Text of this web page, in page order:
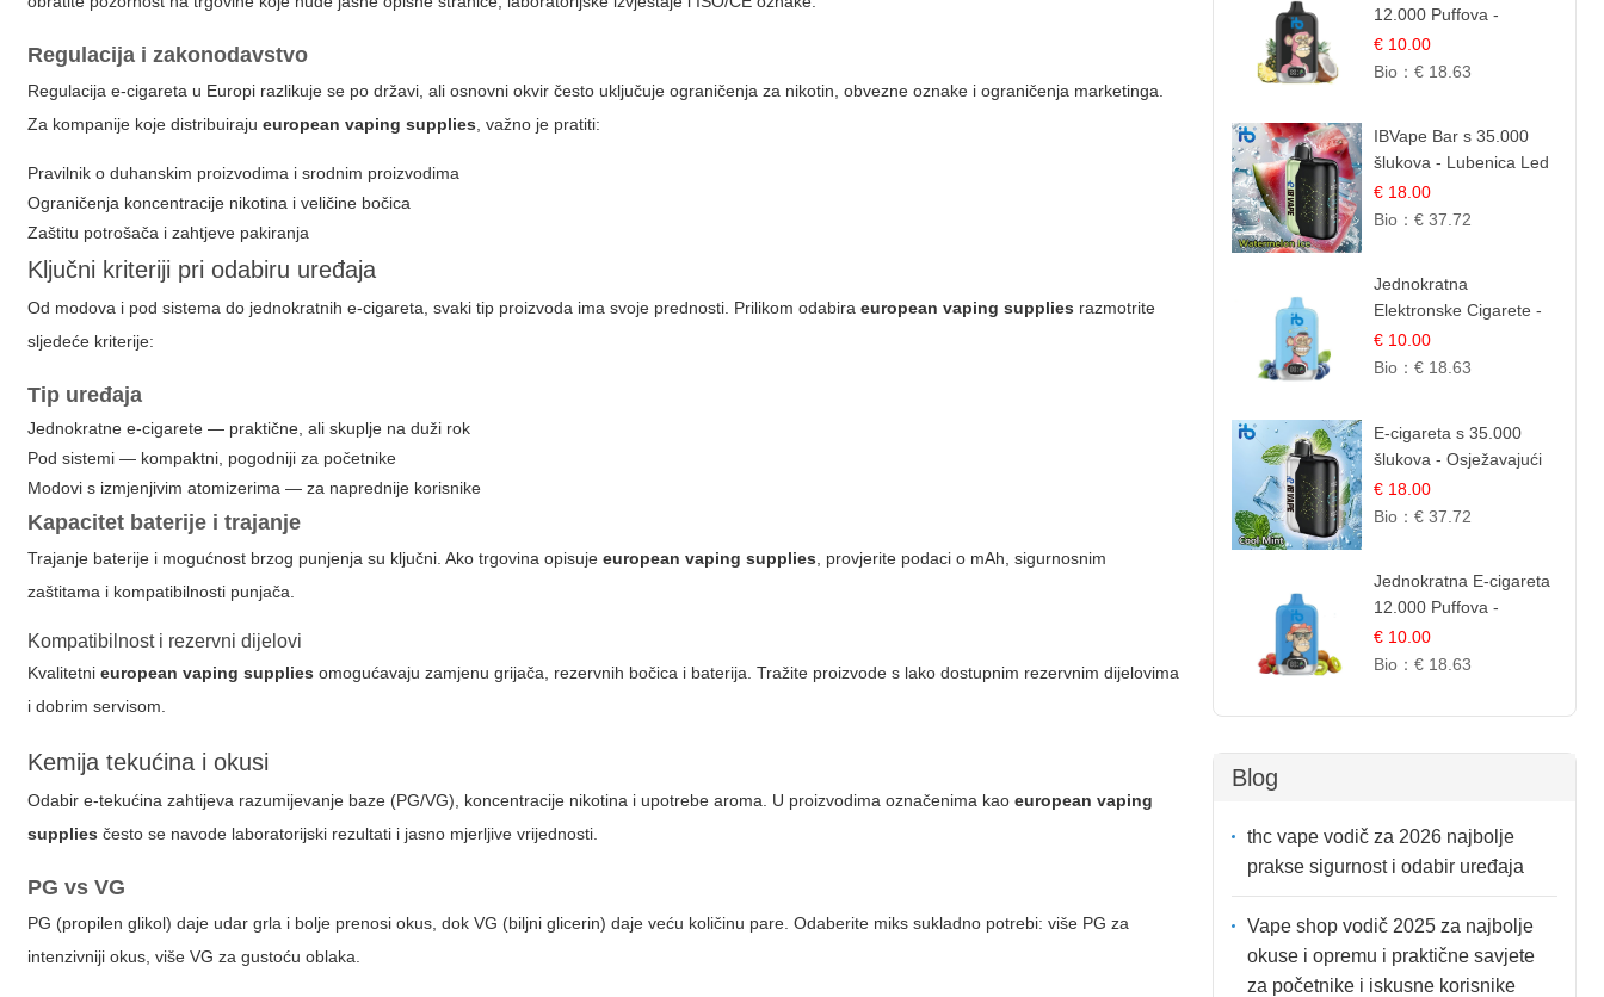
Regulacija i zakonodavstvo
Regulacija e-cigareta u Europi razlikuje se po državi, ali osnovni okvir često uključuje ograničenja za nikotin, obvezne oznake i ograničenja marketinga.
Za kompanije koje distribuirajueuropean vaping supplies , važno je pratiti:
Pravilnik o duhanskim proizvodima i srodnim proizvodima
Ograničenja koncentracije nikotina i veličine bočica
Zaštitu potrošača i zahtjeve pakiranja
Ključni kriteriji pri odabiru uređaja
Od modova i pod sistema do jednokratnih e-cigareta, svaki tip proizvoda ima svoje prednosti. Prilikom odabiraeuropean vaping supplies razmotrite
sljedeće kriterije:
Tip uređaja
Jednokratne e-cigarete — praktične, ali skuplje na duži rok
Pod sistemi — kompaktni, pogodniji za početnike
Modovi s izmjenjivim atomizerima — za naprednije korisnike
Kapacitet baterije i trajanje
Trajanje baterije i mogućnost brzog punjenja su ključni. Ako trgovina opisujeeuropean vaping supplies , provjerite podaci o mAh, sigurnosnim
zaštitama i kompatibilnosti punjača.
Kompatibilnost i rezervni dijelovi
Kvalitetnieuropean vaping supplies omogućavaju zamjenu grijača, rezervnih bočica i baterija. Tražite proizvode s lako dostupnim rezervnim dijelovima
i dobrim servisom.
Kemija tekućina i okusi
Odabir e-tekućina zahtijeva razumijevanje baze (PG/VG), koncentracije nikotina i upotrebe aroma. U proizvodima označenima kaoeuropean vaping
supplies često se navode laboratorijski rezultati i jasno mjerljive vrijednosti.
PG vs VG
PG (propilen glikol) daje udar grla i bolje prenosi okus, dok VG (biljni glicerin) daje veću količinu pare. Odaberite miks sukladno potrebi: više PG za
intenzivniji okus, više VG za gustoću oblaka.
12.000 Puffova -
Ananas i Kokos
Sladoled | Tropski
€ 10.00
Bio： € 18.63
IBVape Bar s 35.000
šlukova - Lubenica Led
| Osježavajući Ljetni
Okus
€ 18.00
Bio： € 37.72
Jednokratna
Elektronske Cigarete -
Plavi Malina Led |
IBVape
€ 10.00
Bio： € 18.63
E-cigareta s 35.000
šlukova - Osježavajući
Mentol | Čista i Svježa
Okus
€ 18.00
Bio： € 37.72
Jednokratna E-cigareta
12.000 Puffova -
Jagoda i Kivi | Sočna
Voćna Kombinacija
€ 10.00
Bio： € 18.63
Blog
thc vape vodič za 2026 najbolje
prakse sigurnost i odabir uređaja
Vape shop vodič 2025 za najbolje
okuse i opremu i praktične savjete
za početnike i iskusne korisnike